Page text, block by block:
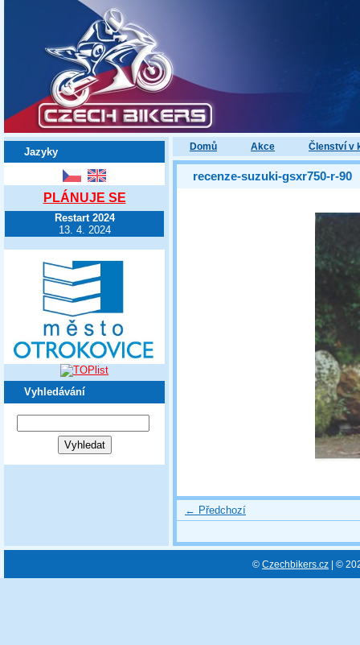
Domů Akce Členství v
Jazyky
PLÁNUJE SE
Restart 2024
13. 4. 2024
Vyhledávání
recenze-suzuki-gsxr750-r-90
← Předchozí
© Czechbikers.cz | ©